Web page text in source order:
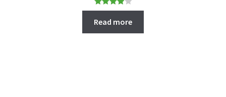
Rated
4.00 out
of 5
Read more